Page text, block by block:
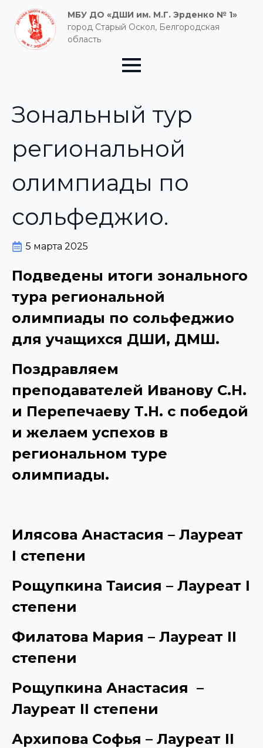
МБУ ДО «ДШИ им. М.Г. Эрденко № 1»
город Старый Оскол, Белгородская
область
Зональный тур
региональной
олимпиады по
сольфеджио.
5 марта 2025
Подведены итоги зонального
тура региональной
олимпиады по сольфеджио
для учащихся ДШИ, ДМШ.
Поздравляем
преподавателей Иванову С.Н.
и Перепечаеву Т.Н. с победой
и желаем успехов в
региональном туре
олимпиады.
Илясова Анастасия – Лауреат
I степени
Рощупкина Таисия – Лауреат I
степени
Филатова Мария – Лауреат II
степени
Рощупкина Анастасия –
Лауреат II степени
Архипова Софья – Лауреат II